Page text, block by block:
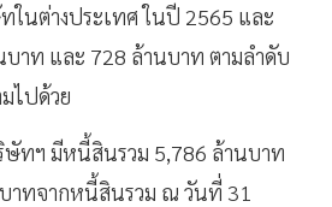
ในต่างประเทศ ในปี 2565 และ
าท และ 728 ล้านบาท ตามลำดับ
ไปด้วย
ฯ มีหนี้สินรวม 5,786 ล้านบาท
าทจากหนี้สินรวม ณ วันที่ 31